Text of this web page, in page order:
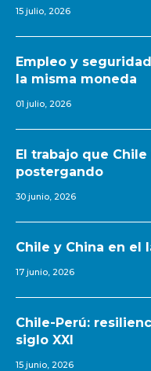
15 julio, 2026
Empleo y
la misma moneda
01 julio, 2026
El trabajo que
postergando
30 junio, 2026
Chile y China en el
17 junio, 2026
Chile-Perú:
siglo XXI
15 junio, 2026